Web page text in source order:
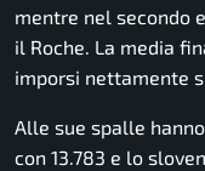
mentre nel secondo
il Roche. La media
imporsi nettamente
Alle sue spalle
con 13.783 e lo